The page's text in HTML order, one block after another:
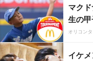
マク
生の甲
オリコン
イケ